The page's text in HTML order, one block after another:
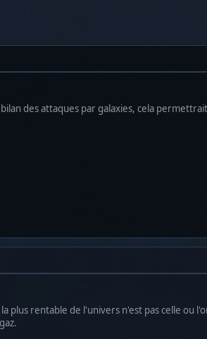
des attaques par galaxies, cela
rentable de l'univers n'est pas celle ou